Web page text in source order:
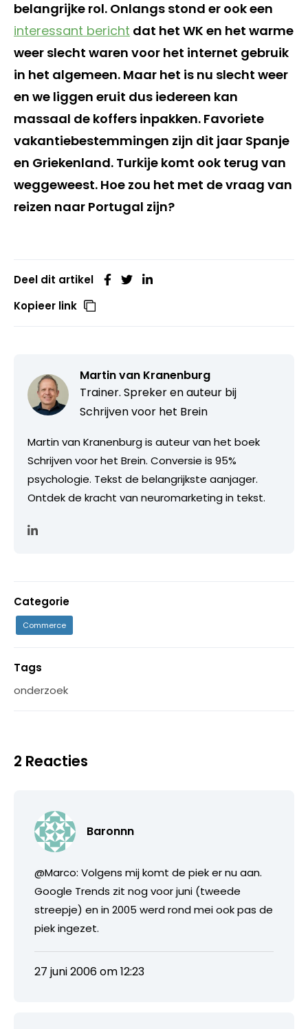
belangrijke rol. Onlangs stond er ook een
interessant bericht dat het WK en het warme
weer slecht waren voor het internet gebruik
in het algemeen. Maar het is nu slecht weer
en we liggen eruit dus iedereen kan
massaal de koffers inpakken. Favoriete
vakantiebestemmingen zijn dit jaar Spanje
en Griekenland. Turkije komt ook terug van
weggeweest. Hoe zou het met de vraag van
reizen naar Portugal zijn?
Deel dit artikel
Kopieer link
Martin van Kranenburg
Trainer. Spreker en auteur bij
Schrijven voor het Brein
Martin van Kranenburg is auteur van het boek
Schrijven voor het Brein. Conversie is 95%
psychologie. Tekst de belangrijkste aanjager.
Ontdek de kracht van neuromarketing in tekst.
Categorie
Commerce
Tags
onderzoek
2 Reacties
Baronnn
@Marco: Volgens mij komt de piek er nu aan.
Google Trends zit nog voor juni (tweede
streepje) en in 2005 werd rond mei ook pas de
piek ingezet.
27 juni 2006 om 12:23